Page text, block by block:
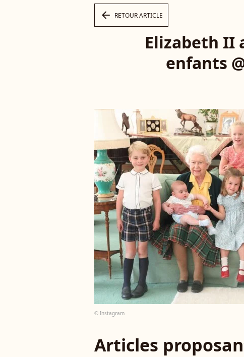
arrow_left RETOUR ARTICLE
Elizabeth II
enfants
© Instagram
Articles